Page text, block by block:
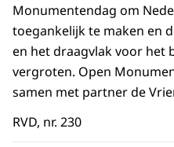
Monumentendag om
toegankelijk te maken en
en het draagvlak voor het
vergroten. Open
samen met partner de
RVD, nr. 230